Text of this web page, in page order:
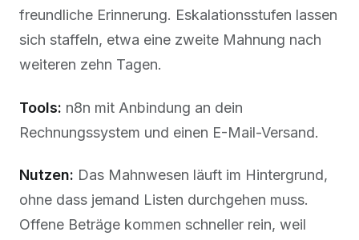
freundliche Erinnerung. Eskalationsstufen lassen
sich staffeln, etwa eine zweite Mahnung nach
weiteren zehn Tagen.
Tools: n8n mit Anbindung an dein
Rechnungssystem und einen E-Mail-Versand.
Nutzen: Das Mahnwesen läuft im Hintergrund,
ohne dass jemand Listen durchgehen muss.
Offene Beträge kommen schneller rein, weil